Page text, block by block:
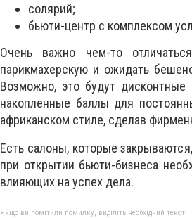
солярий;
бьюти-центр с комплексом
Очень важно чем-то
парикмахерскую и ожидать
Возможно, это будут дисконтные
накопленные баллы для
африканском стиле, сделав
Есть салоны, которые
при открытии бьюти-бизнеса
влияющих на успех дела.
Якщо ви помітили помилку, виділіть необхідний текст